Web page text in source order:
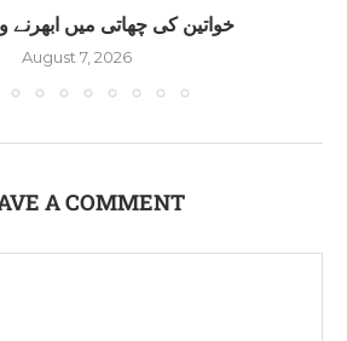
خواتین کی چھاتی میں ابھرنے
August 7, 2026
A COMMENT